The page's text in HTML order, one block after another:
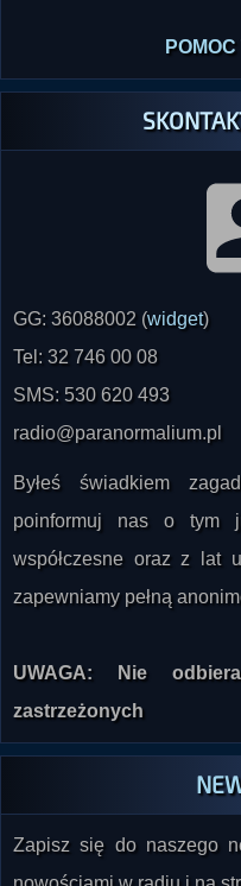
)
Tel: 32 746 00 08
SMS: 530 620 493
radio@paranormalium.pl
Byłeś świadkiem
poinformuj nas o tym
współczesne oraz z lat
zapewniamy pełną
zastrzeżonych
Zapisz się do naszego
nowościami w radiu i na